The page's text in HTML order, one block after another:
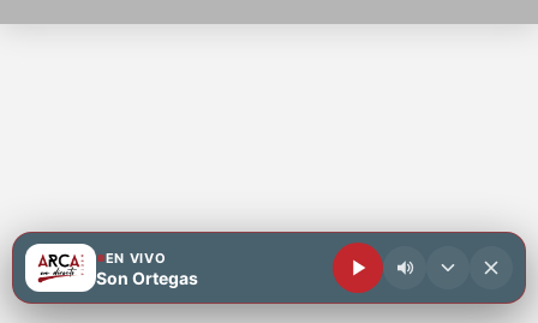
EN VIVO
Son Ortegas